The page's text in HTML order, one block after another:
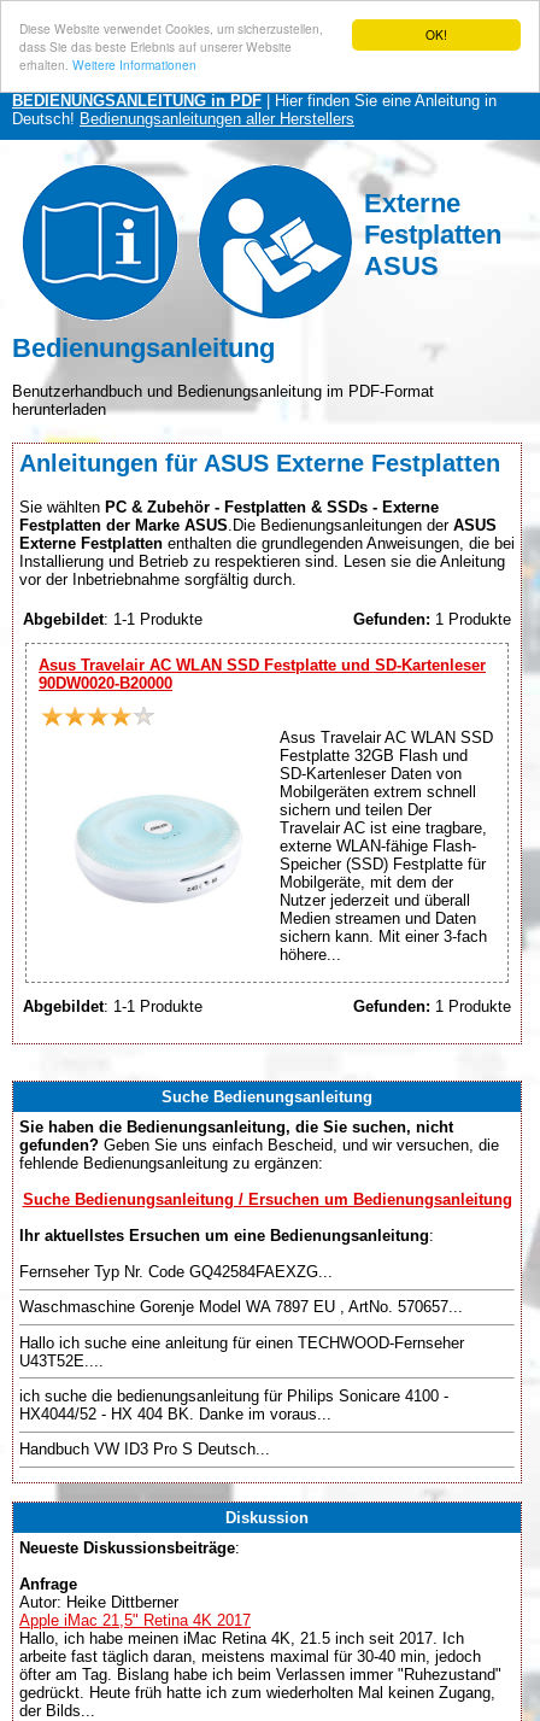
OK!
Diese Website verwendet Cookies, um sicherzustellen,
dass Sie das beste Erlebnis auf unserer Website
erhalten. Weitere Informationen
BEDIENUNGSANLEITUNG in PDF | Hier finden Sie eine Anleitung in
Deutsch! Bedienungsanleitungen aller Herstellers
Externe
Festplatten
ASUS
Bedienungsanleitung
Benutzerhandbuch und Bedienungsanleitung im PDF-Format
herunterladen
Anleitungen für ASUS Externe Festplatten
Sie wählten PC & Zubehör - Festplatten & SSDs - Externe
Festplatten der Marke ASUS .Die Bedienungsanleitungen der ASUS
Externe Festplatten enthalten die grundlegenden Anweisungen, die bei
Installierung und Betrieb zu respektieren sind. Lesen sie die Anleitung
vor der Inbetriebnahme sorgfältig durch.
Abgebildet: 1-1 Produkte Gefunden: 1 Produkte
Asus Travelair AC WLAN SSD Festplatte und SD-Kartenleser
90DW0020-B20000
Asus Travelair AC WLAN SSD
Festplatte 32GB Flash und
SD-Kartenleser Daten von
Mobilgeräten extrem schnell
sichern und teilen Der
Travelair AC ist eine tragbare,
externe WLAN-fähige Flash-
Speicher (SSD) Festplatte für
Mobilgeräte, mit dem der
Nutzer jederzeit und überall
Medien streamen und Daten
sichern kann. Mit einer 3-fach
höhere...
Abgebildet: 1-1 Produkte Gefunden: 1 Produkte
Suche Bedienungsanleitung
Sie haben die Bedienungsanleitung, die Sie suchen, nicht
gefunden? Geben Sie uns einfach Bescheid, und wir versuchen, die
fehlende Bedienungsanleitung zu ergänzen:
Suche Bedienungsanleitung / Ersuchen um Bedienungsanleitung
Ihr aktuellstes Ersuchen um eine Bedienungsanleitung:
Fernseher Typ Nr. Code GQ42584FAEXZG...
Waschmaschine Gorenje Model WA 7897 EU , ArtNo. 570657...
Hallo ich suche eine anleitung für einen TECHWOOD-Fernseher
U43T52E....
ich suche die bedienungsanleitung für Philips Sonicare 4100 -
HX4044/52 - HX 404 BK. Danke im voraus...
Handbuch VW ID3 Pro S Deutsch...
Diskussion
Neueste Diskussionsbeiträge:
Anfrage
Autor: Heike Dittberner
Apple iMac 21,5" Retina 4K 2017
Hallo, ich habe meinen iMac Retina 4K, 21.5 inch seit 2017. Ich
arbeite fast täglich daran, meistens maximal für 30-40 min, jedoch
öfter am Tag. Bislang habe ich beim Verlassen immer "Ruhezustand"
gedrückt. Heute früh hatte ich zum wiederholten Mal keinen Zugang,
der Bilds...